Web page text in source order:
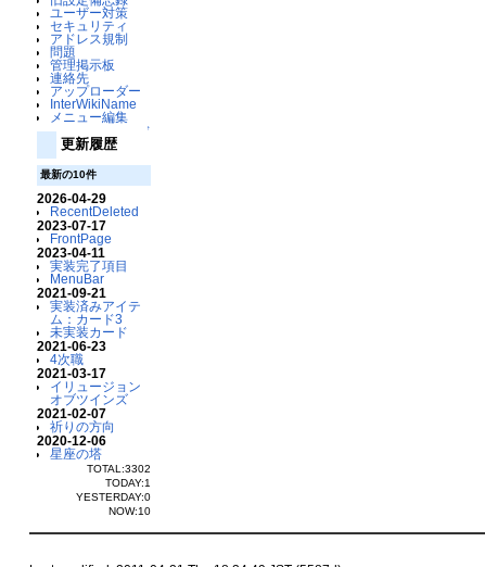
ユーザー対策
セキュリティ
アドレス規制
問題
管理掲示板
連絡先
アップローダー
InterWikiName
メニュー編集
↑
更新履歴
最新の10件
2026-04-29
RecentDeleted
2023-07-17
FrontPage
2023-04-11
実装完了項目
MenuBar
2021-09-21
実装済みアイテ
ム：カード3
未実装カード
2021-06-23
4次職
2021-03-17
イリュージョン
オブツインズ
2021-02-07
祈りの方向
2020-12-06
星座の塔
TOTAL:3302
TODAY:1
YESTERDAY:0
NOW:10